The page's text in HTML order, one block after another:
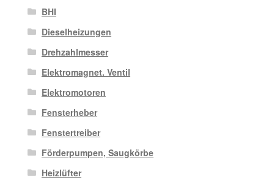
BHI
Dieselheizungen
Drehzahlmesser
Elektromagnet. Ventil
Elektromotoren
Fensterheber
Fenstertreiber
Förderpumpen, Saugkörbe
Heizlüfter